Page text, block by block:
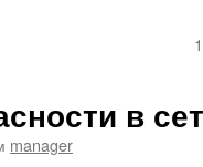
в
manager